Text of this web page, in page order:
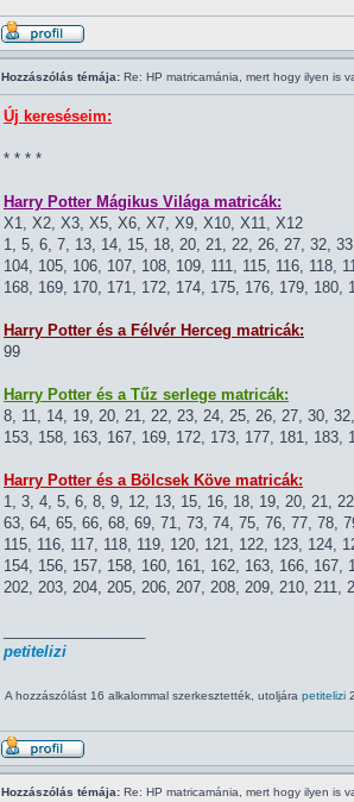
Hozzászólás témája: Re: HP matricamánia, mert hogy ilyen is
Új kereséseim:
* * * *
Harry Potter Mágikus Világa matricák:
X1, X2, X3, X5, X6, X7, X9, X10, X11, X12
1, 5, 6, 7, 13, 14, 15, 18, 20, 21, 22, 26, 27, 32,
104, 105, 106, 107, 108, 109, 111, 115, 116, 118,
168, 169, 170, 171, 172, 174, 175, 176, 179,
Harry Potter és a Félvér Herceg matricák:
99
Harry Potter és a Tűz serlege matricák:
8, 11, 14, 19, 20, 21, 22, 23, 24, 25, 26, 27, 30,
153, 158, 163, 167, 169, 172, 173, 177, 181,
Harry Potter és a Bölcsek Köve matricák:
1, 3, 4, 5, 6, 8, 9, 12, 13, 15, 16, 18, 19, 20, 21,
63, 64, 65, 66, 68, 69, 71, 73, 74, 75, 76, 77, 78,
115, 116, 117, 118, 119, 120, 121, 122, 123, 124,
154, 156, 157, 158, 160, 161, 162, 163, 166,
202, 203, 204, 205, 206, 207, 208, 209, 210, 211,
petitelizi
A hozzászólást 16 alkalommal szerkesztették, utoljára petitelizi
Hozzászólás témája: Re: HP matricamánia, mert hogy ilyen is